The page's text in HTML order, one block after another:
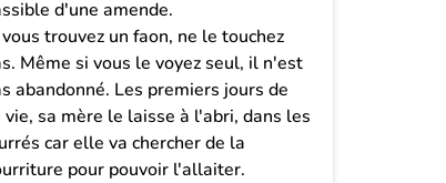
d'une amende.
trouvez un faon, ne le touchez
Même si vous le voyez seul, il n'est
abandonné. Les premiers jours de
vie, sa mère le laisse à l'abri, dans les
car elle va chercher de la
pour pouvoir l'allaiter.